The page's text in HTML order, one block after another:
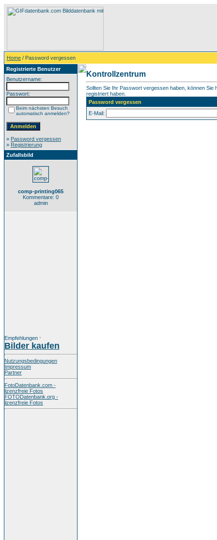
Home / Password vergessen
Registrierte Benutzer
Benutzername:
Passwort:
Beim nächsten Besuch
automatisch anmelden?
» Password vergessen
» Registrierung
Zufallsbild
comp-printing065
Kommentare: 0
admin
Empfehlungen *
Bilder kaufen
Nutzungsbedingungen
Impressum
Partner
FotoDatenbank.com -
lizenzfreie Fotos
FOTODatenbank.org -
lizenzfreie Fotos
Kontrollzentrum
Sollten Sie Ihr Passwort vergessen haben, können
registriert haben.
Password vergessen
E-Mail: